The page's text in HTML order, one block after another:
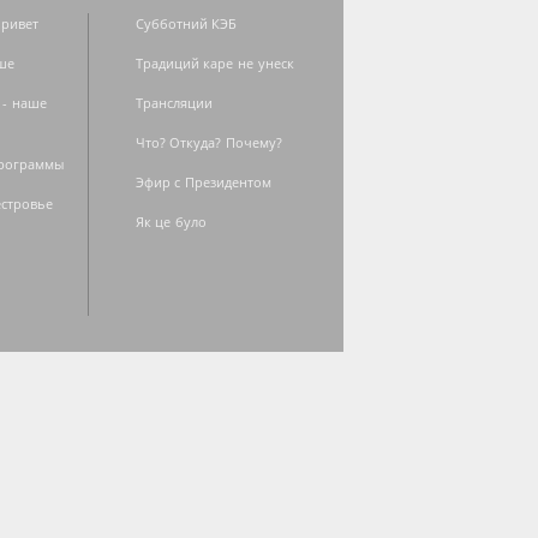
- наше
Субботний КЭБ
Традиций каре не унеск
Трансляции
Что? Откуда? Почему?
Эфир с Президентом
Як це було